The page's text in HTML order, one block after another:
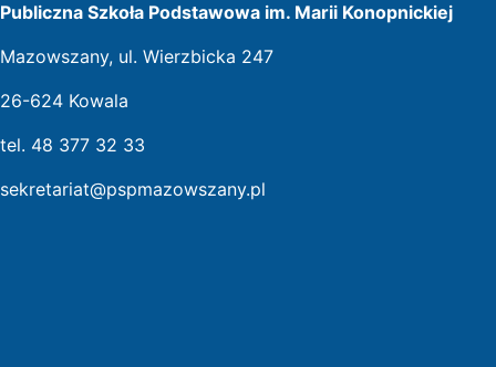
Publiczna Szkoła Podstawowa im. Marii Konopnickiej
Mazowszany, ul. Wierzbicka 247
26-624 Kowala
tel. 48 377 32 33
sekretariat@pspmazowszany.pl